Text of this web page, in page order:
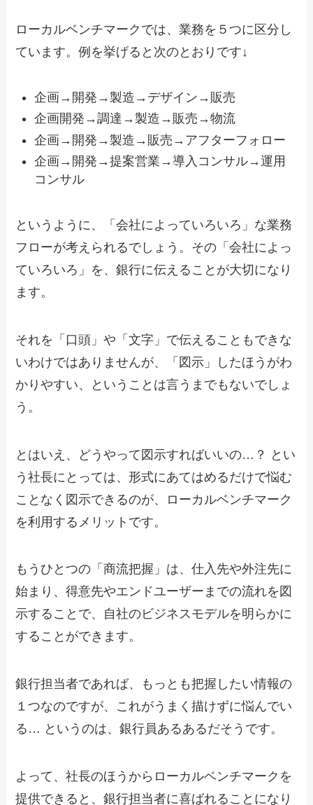
ローカルベンチマークでは、業務を５つに区分し
ています。例を挙げると次のとおりです↓
企画→開発→製造→デザイン→販売
企画開発→調達→製造→販売→物流
企画→開発→製造→販売→アフターフォロー
企画→開発→提案営業→導入コンサル→運用
コンサル
というように、「会社によっていろいろ」な業務
フローが考えられるでしょう。その「会社によっ
ていろいろ」を、銀行に伝えることが大切になり
ます。
それを「口頭」や「文字」で伝えることもできな
いわけではありませんが、「図示」したほうがわ
かりやすい、ということは言うまでもないでしょ
う。
とはいえ、どうやって図示すればいいの…？ とい
う社長にとっては、形式にあてはめるだけで悩む
ことなく図示できるのが、ローカルベンチマーク
を利用するメリットです。
もうひとつの「商流把握」は、仕入先や外注先に
始まり、得意先やエンドユーザーまでの流れを図
示することで、自社のビジネスモデルを明らかに
することができます。
銀行担当者であれば、もっとも把握したい情報の
１つなのですが、これがうまく描けずに悩んでい
る… というのは、銀行員あるあるだそうです。
よって、社長のほうからローカルベンチマークを
提供できると、銀行担当者に喜ばれることになり